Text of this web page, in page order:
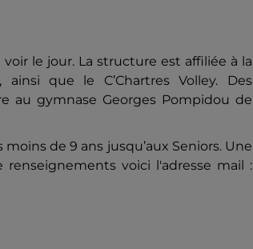
le jour. La structure est affiliée à la
que le C’Chartres Volley. Des
au gymnase Georges Pompidou de
de 9 ans jusqu’aux Seniors. Une
renseignements voici l'adresse mail :